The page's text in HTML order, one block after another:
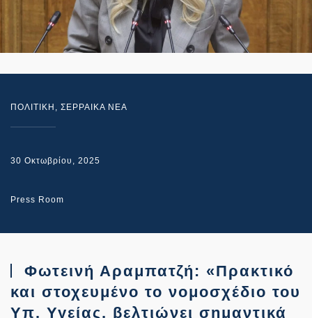
ΠΟΛΙΤΙΚΗ , ΣΕΡΡΑΙΚΑ ΝΕΑ
30 Οκτωβρίου, 2025
Press Room
Φωτεινή Αραμπατζή: «Πρακτικό
και στοχευμένο το νομοσχέδιο του
Υπ. Υγείας, βελτιώνει σημαντικά